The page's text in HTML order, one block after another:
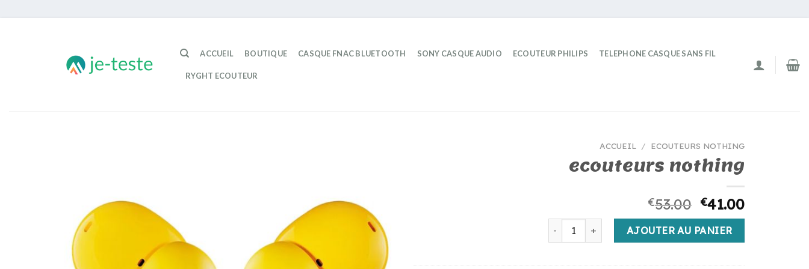
ACCUEIL BOUTIQUE CASQUE FNAC BLUETOOTH SONY CASQUE AUDIO ECOUTEUR PHILIPS TELEPHONE CASQUE SANS FIL
RYGHT ECOUTEUR
ACCUEIL / ECOUTEURS NOTHING
ecouteurs nothing
€53.00 €41.00
quantité de ecouteurs nothing
AJOUTER AU PANIER